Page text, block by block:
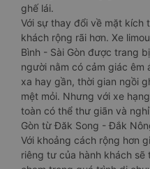
ghế lái.
Với sự thay đổi về mặt kích
khách rộng rãi hơn. Xe
Bình - Sài Gòn được trang
người nằm có cảm giác êm
xa hay gần, thời gian ngồi
mệt mỏi. Nhưng với xe
toàn có thể thư giãn và
Gòn từ Đăk Song - Đắk
Với khoảng cách rộng hơn
riêng tư của hành khách sẽ